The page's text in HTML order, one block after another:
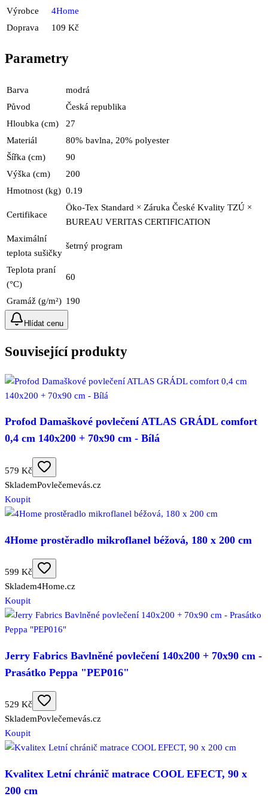
Výrobce
4Home
Doprava
109 Kč
Parametry
Barva
modrá
Původ
Česká republika
Hloubka (cm)
27
Materiál
80% bavlna, 20% polyester
Šířka (cm)
90
Výška (cm)
200
Hmotnost (kg) 0.19
Certifikace
Öko-Tex Standard × Záruka České Kvality TZÚ ×
BUREAU VERITAS CERTIFICATION
Maximální
teplota sušičky
šetrný program
Teplota praní
(°C)
60
Gramáž (g/m²) 190
Hlídat cenu
Související produkty
Profod Damaškové povlečení ATLAS GRÁDL comfort
0,4 cm 140x200 + 70x90 cm - Bílá
579 Kč
SklademPovlečemevás.cz
Koupit
4Home prostěradlo mikroflanel béžová, 180 x 200 cm
599 Kč
Skladem4Home.cz
Koupit
Jerry Fabrics Bavlněné povlečení 140x200 + 70x90 cm -
Prasátko Peppa "PEP016"
529 Kč
SklademPovlečemevás.cz
Koupit
Kvalitex Letní chránič matrace COOL EFECT, 90 x
200 cm